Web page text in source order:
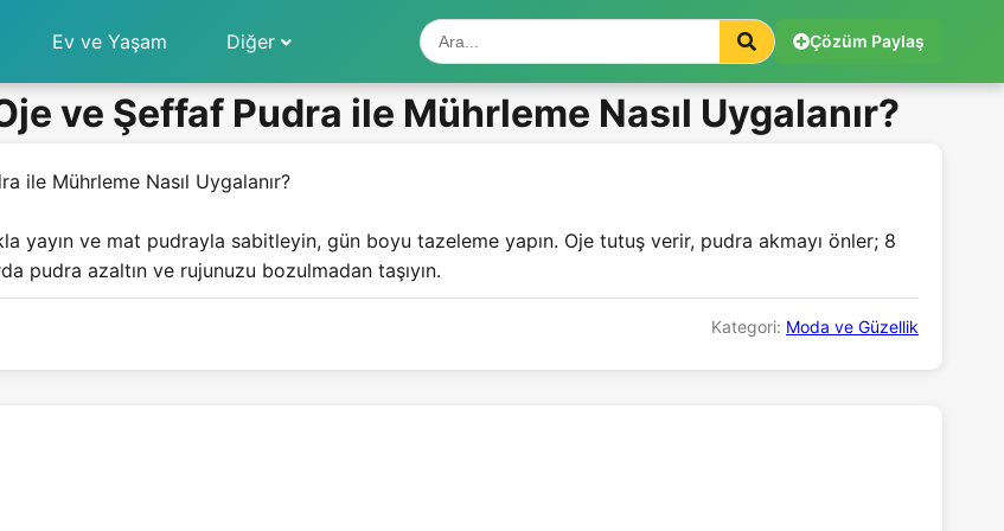
Ev ve Yaşam Diğer Çözüm Paylaş
ve Şeffaf Pudra ile Mührleme Nasıl Uygalanır?
ile Mührleme Nasıl Uygalanır?
yayın ve mat pudrayla sabitleyin, gün boyu tazeleme yapın. Oje tutuş verir, pudra akmayı önler; 8
pudra azaltın ve rujunuzu bozulmadan taşıyın.
Kategori: Moda ve Güzellik